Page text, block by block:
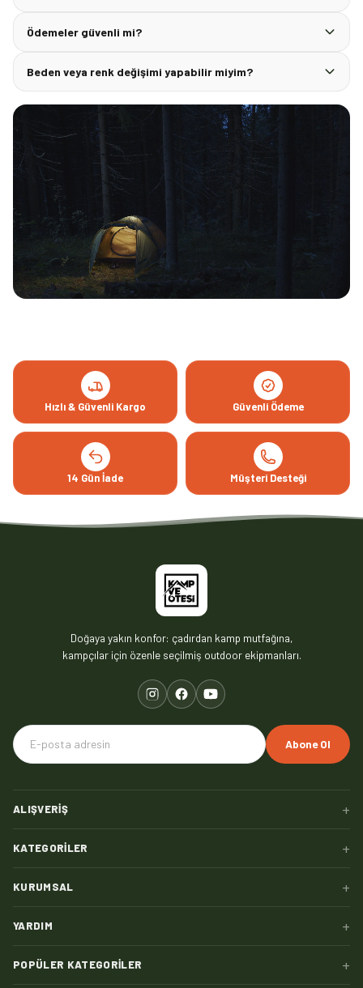
Ödemeler güvenli mi?
Beden veya renk değişimi yapabilir miyim?
Hızlı & Güvenli Kargo Güvenli Ödeme
14 Gün İade Müşteri Desteği
Doğaya yakın konfor: çadırdan kamp mutfağına,
kampçılar için özenle seçilmiş outdoor ekipmanları.
Abone Ol
ALIŞVERIŞ +
KATEGORILER +
KURUMSAL +
YARDIM +
POPÜLER KATEGORILER +